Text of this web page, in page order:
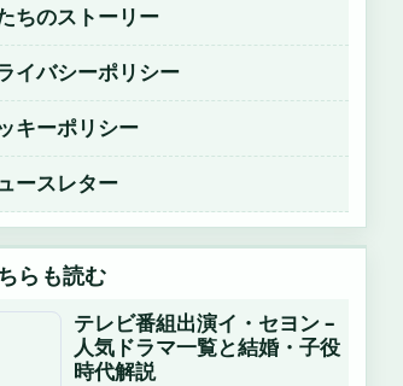
ちのストーリー
イバシーポリシー
キーポリシー
ースレター
らも読む
テレビ番組出演イ・セヨン –
人気ドラマ一覧と結婚・子役
時代解説